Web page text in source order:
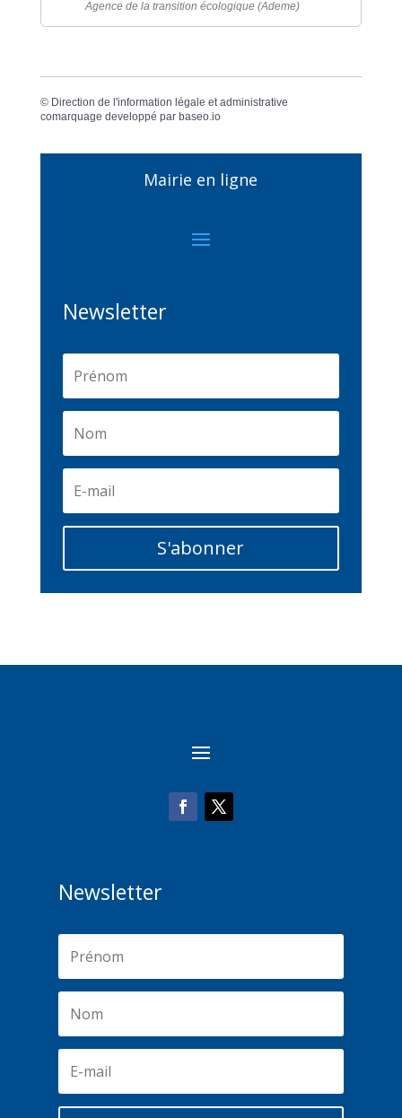
Agence de la transition écologique (Ademe)
© Direction de l'information légale et administrative
comarquage developpé par baseo.io
Mairie en ligne
Newsletter
S'abonner
Newsletter